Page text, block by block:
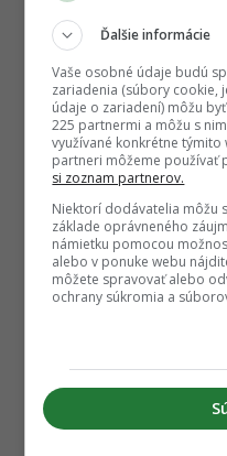
Ďalšie informácie
Vaše osobné údaje budú
zariadenia (súbory cookie,
údaje o zariadení) môžu
225 partnermi a môžu s
využívané konkrétne týmito
partneri môžeme používať
si zoznam partnerov.
Niektorí dodávatelia môžu
základe oprávneného
námietku pomocou
alebo v ponuke webu
môžete spravovať alebo
ochrany súkromia a